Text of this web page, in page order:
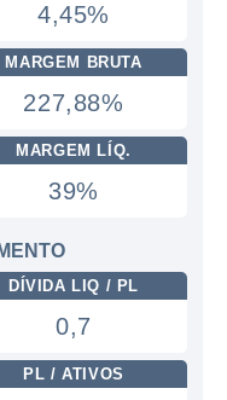
4,45%
MARGEM BRUTA
227,88%
MARGEM LÍQ.
39%
DÍVIDA LIQ / PL
0,7
PL / ATIVOS